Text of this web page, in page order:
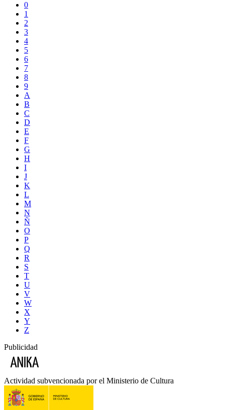
0
1
2
3
4
5
6
7
8
9
A
B
C
D
E
F
G
H
I
J
K
L
M
N
Ñ
O
P
Q
R
S
T
U
V
W
X
Y
Z
Publicidad
Actividad subvencionada por el Ministerio de Cultura